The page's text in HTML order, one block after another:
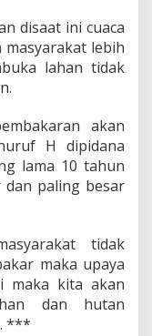
disaat ini cuaca
lebih
lahan tidak
akan
H dipidana
lama 10 tahun
paling besar
tidak
maka upaya
maka kita akan
dan hutan
***